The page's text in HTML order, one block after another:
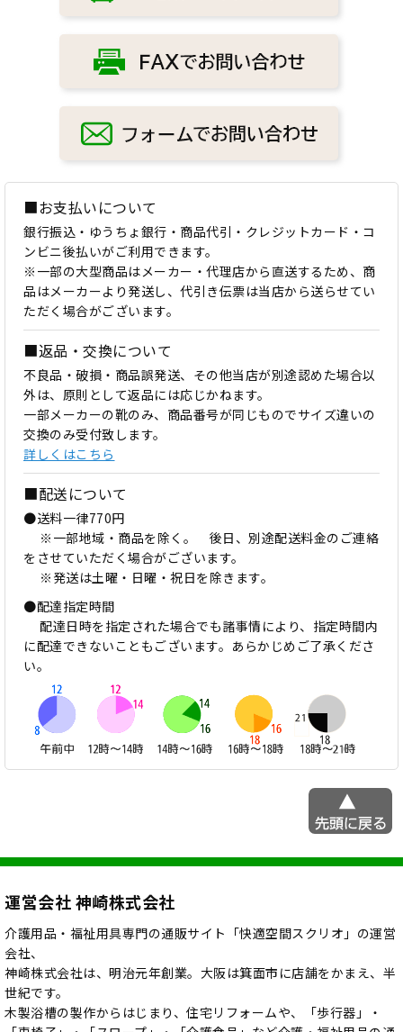
■お支払いについて
銀行振込・ゆうちょ銀行・商品代引・クレジットカード・コ
ンビニ後払いがご利用できます。
※一部の大型商品はメーカー・代理店から直送するため、商
品はメーカーより発送し、代引き伝票は当店から送らせてい
ただく場合がございます。
■返品・交換について
不良品・破損・商品誤発送、その他当店が別途認めた場合以
外は、原則として返品には応じかねます。
一部メーカーの靴のみ、商品番号が同じものでサイズ違いの
交換のみ受付致します。
詳しくはこちら
■配送について
●送料一律770円
※一部地域・商品を除く。 後日、別途配送料金のご連絡
をさせていただく場合がございます。
※発送は土曜・日曜・祝日を除きます。
●配達指定時間
配達日時を指定された場合でも諸事情により、指定時間内
に配達できないこともございます。あらかじめご了承くださ
い。
運営会社 神崎株式会社
介護用品・福祉用具専門の通販サイト「快適空間スクリオ」の運営
会社、
神崎株式会社は、明治元年創業。大阪は箕面市に店舗をかまえ、半
世紀です。
木製浴槽の製作からはじまり、住宅リフォームや、「歩行器」・